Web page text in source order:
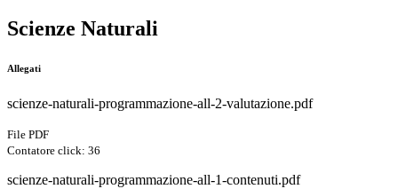
Scienze Naturali
Allegati
scienze-naturali-programmazione-all-2-valutazione.pdf
File PDF
Contatore click: 36
scienze-naturali-programmazione-all-1-contenuti.pdf